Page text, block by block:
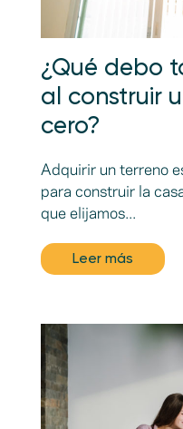
¿Qué debo
al construir
cero?
Adquirir un terreno
para construir la
que elijamos...
Leer más